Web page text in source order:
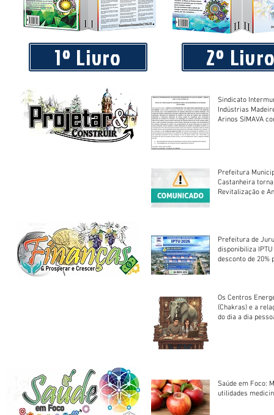
Praça 04 de Julho recebe novos equipamentos de
1º Livro 2º
Sindicato
Indústrias
Arinos SIMAVA convoca à
Prefeitura
Castanheira
Revitalização e
Prefeitura de
disponibiliza
desconto de 20%
Os Centros
(Chakras) e a
do dia a dia
Saúde em Foco:
utilidades